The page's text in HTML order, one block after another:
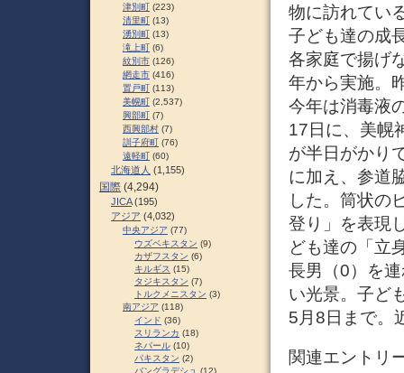
物に訪れてい
子ども達の成
各家庭で揚げ
年から実施。
今年は消毒液
17日に、美幌
が半日がかり
に加え、参道
した。筒状の
登り」を表現
ども達の「立
長男（0）を
い光景。子ど
5月8日まで。
関連エントリ
津別町 (223)
清里町 (13)
湧別町 (13)
滝上町 (6)
紋別市 (126)
網走市 (416)
置戸町 (113)
美幌町 (2,537)
興部町 (7)
西興部村 (7)
訓子府町 (76)
遠軽町 (60)
北海道人 (1,155)
国際 (4,294)
JICA(195)
アジア (4,032)
中央アジア (77)
ウズベキスタン (9)
カザフスタン (6)
キルギス (15)
タジキスタン (7)
トルクメニスタン (3)
南アジア (118)
インド (36)
スリランカ (18)
ネパール (10)
パキスタン (2)
バングラデシュ (12)